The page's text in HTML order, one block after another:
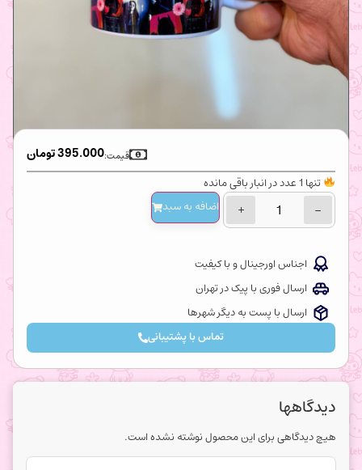
395.000تومان قیمت:
تنها 1 عدد در انبار باقی مانده
−
+ اضافه‌ به سبد
اجناس اورجینال و با کیفیت
ارسال فوری با پیک در تهران
ارسال با پست به دیگر شهرها
تماس با پشتیبانی
دیدگاهها
هیچ دیدگاهی برای این محصول نوشته نشده است.